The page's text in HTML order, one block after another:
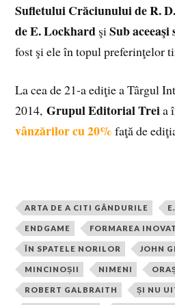
Sufletului Crăciunului de R.
de E. Lockhard şiSub
fost şi ele în topul preferinţelor
La cea de 21-a ediţie a Târgul
2014,Grupul Editorial Treia
vânzărilor cu 20%faţă de
ARTA DE A CITI GÂNDURILE
ENDGAME FORMAREA
ÎN SPATELE NORILOR JOHN
MINCINOȘII NIMENI
ROBERT GALBRAITH ȘI NU